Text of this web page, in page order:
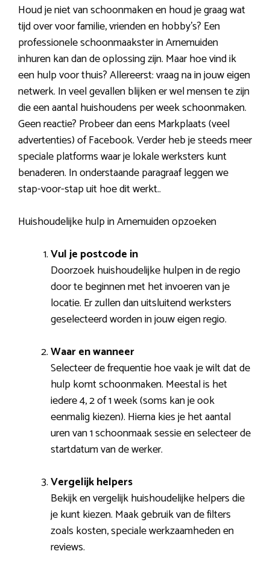
Houd je niet van schoonmaken en houd je graag wat
tijd over voor familie, vrienden en hobby’s? Een
professionele schoonmaakster in Arnemuiden
inhuren kan dan de oplossing zijn. Maar hoe vind ik
een hulp voor thuis? Allereerst: vraag na in jouw eigen
netwerk. In veel gevallen blijken er wel mensen te zijn
die een aantal huishoudens per week schoonmaken.
Geen reactie? Probeer dan eens Markplaats (veel
advertenties) of Facebook. Verder heb je steeds meer
speciale platforms waar je lokale werksters kunt
benaderen. In onderstaande paragraaf leggen we
stap-voor-stap uit hoe dit werkt..
Huishoudelijke hulp in Arnemuiden opzoeken
Vul je postcode in
Doorzoek huishoudelijke hulpen in de regio
door te beginnen met het invoeren van je
locatie. Er zullen dan uitsluitend werksters
geselecteerd worden in jouw eigen regio.
Waar en wanneer
Selecteer de frequentie hoe vaak je wilt dat de
hulp komt schoonmaken. Meestal is het
iedere 4, 2 of 1 week (soms kan je ook
eenmalig kiezen). Hierna kies je het aantal
uren van 1 schoonmaak sessie en selecteer de
startdatum van de werker.
Vergelijk helpers
Bekijk en vergelijk huishoudelijke helpers die
je kunt kiezen. Maak gebruik van de filters
zoals kosten, speciale werkzaamheden en
reviews.